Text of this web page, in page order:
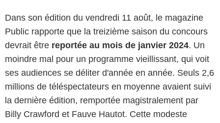
Dans son édition du vendredi 11 août, le magazine
Public rapporte que la treizième saison du concours
devrait être reportée au mois de janvier 2024. Un
moindre mal pour un programme vieillissant, qui voit
ses audiences se déliter d'année en année. Seuls 2,6
millions de téléspectateurs en moyenne avaient suivi
la dernière édition, remportée magistralement par
Billy Crawford et Fauve Hautot. Cette modeste